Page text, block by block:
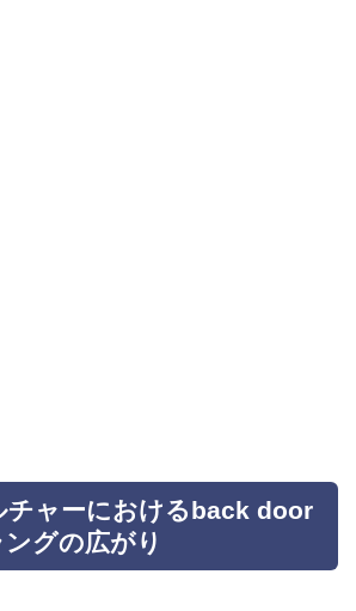
チャーにおけるback door
グの広がり